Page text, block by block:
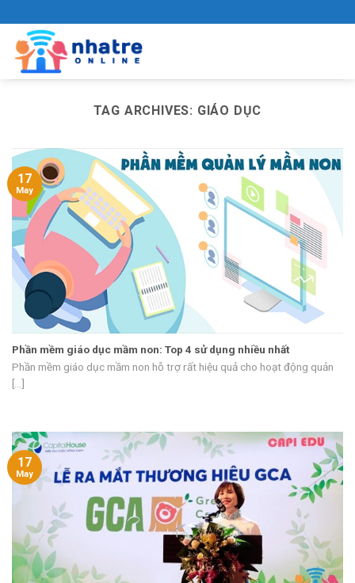
to
content
TAG ARCHIVES: GIÁO DỤC
Phần mềm giáo dục mầm non: Top 4 sử dụng nhiều nhất
Phần mềm giáo dục mầm non hỗ trợ rất hiệu quả cho hoạt động quản
[...]
17
May
17
May